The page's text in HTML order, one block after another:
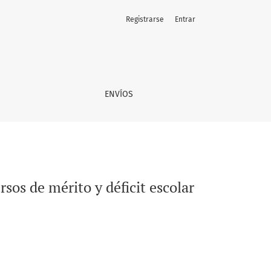
ENVÍOS
Registrarse Entrar
de mérito y déficit escolar